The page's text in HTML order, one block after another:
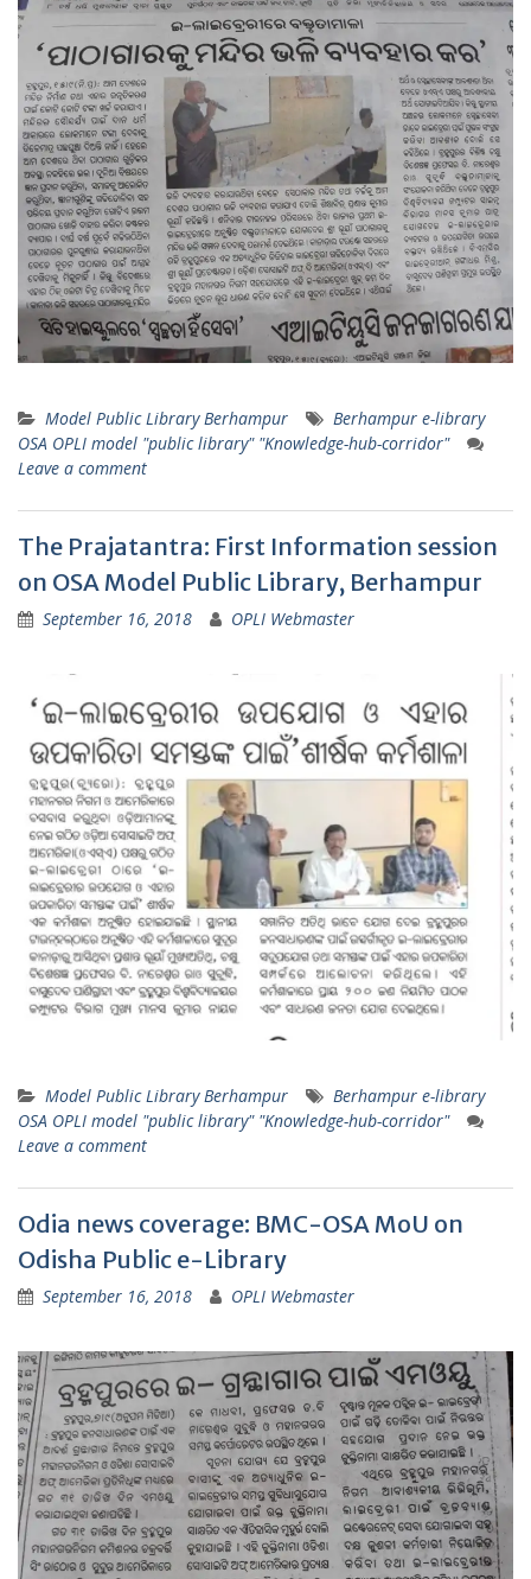
Model Public Library Berhampur
Berhampur e-library
OSA OPLI model "public library" "Knowledge-hub-corridor"
Leave a comment
The Prajatantra: First Information session
on OSA Model Public Library, Berhampur
September 16, 2018 OPLI Webmaster
Model Public Library Berhampur
Berhampur e-library
OSA OPLI model "public library" "Knowledge-hub-corridor"
Leave a comment
Odia news coverage: BMC-OSA MoU on
Odisha Public e-Library
September 16, 2018 OPLI Webmaster